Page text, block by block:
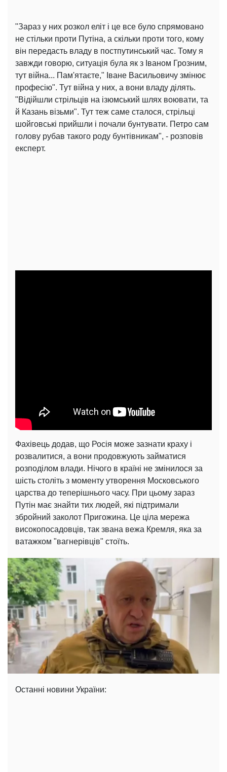
"Зараз у них розкол еліт і це все було спрямовано
не стільки проти Путіна, а скільки проти того, кому
він передасть владу в постпутинський час. Тому я
завжди говорю, ситуація була як з Іваном Грозним,
тут війна... Пам'ятаєте," Іване Васильовичу змінює
професію". Тут війна у них, а вони владу ділять.
"Відійшли стрільців на ізюмський шлях воювати, та
й Казань візьми". Тут теж саме сталося, стрільці
шойговські прийшли і почали бунтувати. Петро сам
голову рубав такого роду бунтівникам", - розповів
експерт.
Фахівець додав, що Росія може зазнати краху і
розвалитися, а вони продовжують займатися
розподілом влади. Нічого в країні не змінилося за
шість століть з моменту утворення Московського
царства до теперішнього часу. При цьому зараз
Путін має знайти тих людей, які підтримали
збройний заколот Пригожина. Це ціла мережа
високопосадовців, так звана вежа Кремля, яка за
ватажком "вагнерівців" стоїть.
Останні новини України: